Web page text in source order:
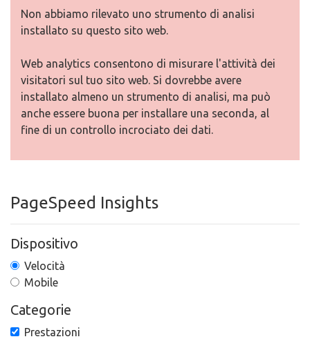
Non abbiamo rilevato uno strumento di analisi
installato su questo sito web.
Web analytics consentono di misurare l'attività dei
visitatori sul tuo sito web. Si dovrebbe avere
installato almeno un strumento di analisi, ma può
anche essere buona per installare una seconda, al
fine di un controllo incrociato dei dati.
PageSpeed Insights
Dispositivo
Velocità
Mobile
Categorie
Prestazioni